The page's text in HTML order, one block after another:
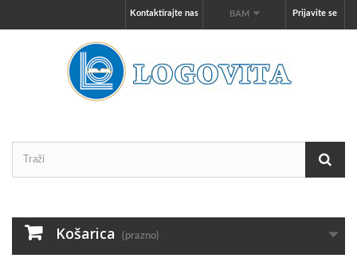
Prijavite se
BAM
Kontaktirajte nas
Košarica (prazno)